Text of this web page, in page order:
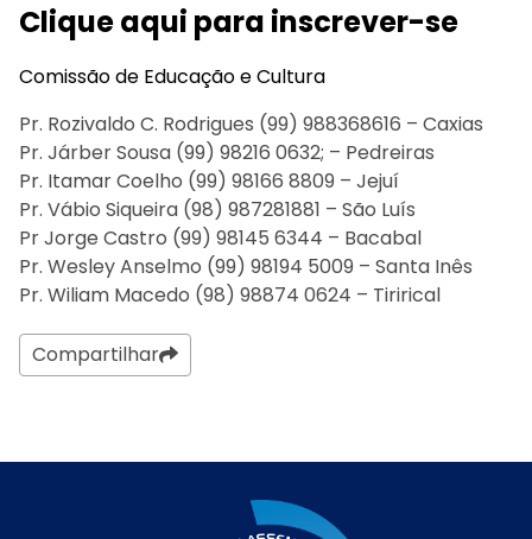
Clique aqui para inscrever-se
Comissão de Educação e Cultura
Pr. Rozivaldo C. Rodrigues (99) 988368616 – Caxias
Pr. Járber Sousa (99) 98216 0632; – Pedreiras
Pr. Itamar Coelho (99) 98166 8809 – Jejuí
Pr. Vábio Siqueira (98) 987281881 – São Luís
Pr Jorge Castro (99) 98145 6344 – Bacabal
Pr. Wesley Anselmo (99) 98194 5009 – Santa Inês
Pr. Wiliam Macedo (98) 98874 0624 – Tirirical
Compartilhar